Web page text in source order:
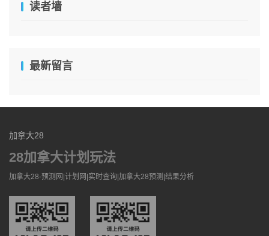
读者墙
最新留言
加拿大28
28加拿大计划玩法
加拿大28-预测网|计划网|实时查询|加拿大28预测|结果分析